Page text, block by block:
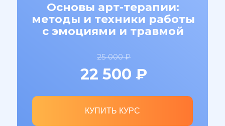
22 500 ₽
25 000 ₽
Основы арт-терапии:
методы и техники работы
с эмоциями и травмой
КУПИТЬ КУРС